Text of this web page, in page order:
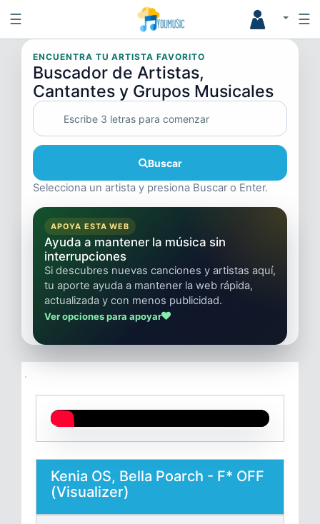
☰ ☰
ENCUENTRA TU ARTISTA FAVORITO
Buscador de Artistas,
Cantantes y Grupos Musicales
Buscar
Selecciona un artista y presiona Buscar o Enter.
APOYA ESTA WEB
Ayuda a mantener la música sin
interrupciones
Si descubres nuevas canciones y artistas aquí,
tu aporte ayuda a mantener la web rápida,
actualizada y con menos publicidad.
Ver opciones para apoyar
Kenia OS, Bella Poarch - F* OFF
(Visualizer)